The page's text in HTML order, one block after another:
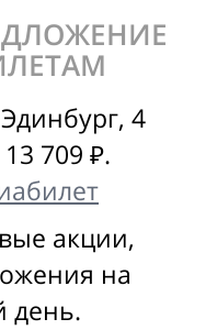
4
709 ₽.
акции,
на
день.